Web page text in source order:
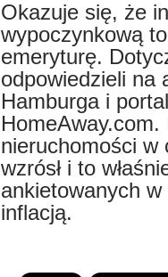
Okazuje się, że
wypoczynkową
emeryturę.
odpowiedzieli na
Hamburga i
nieruchomości w
wzrósł i to
ankietowanych
inflacją.